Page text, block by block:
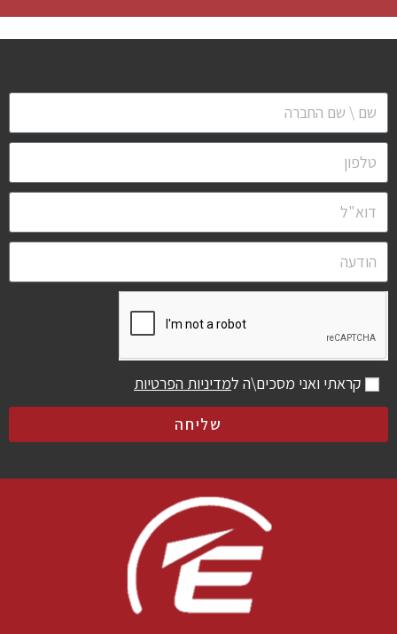
קראתי ואני מסכים\ה למדיניות הפרטיות
שליחה